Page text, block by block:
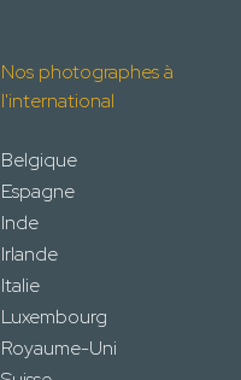
Nos photographes à
l'international
Belgique
Espagne
Inde
Irlande
Italie
Luxembourg
Royaume-Uni